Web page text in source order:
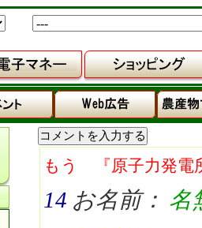
もう 『原子力発電
14 お名前： 名